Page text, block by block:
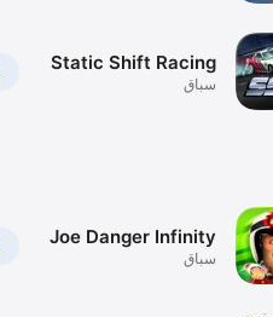
Static Shift Racing
سباق
Joe Danger Infinity
سباق